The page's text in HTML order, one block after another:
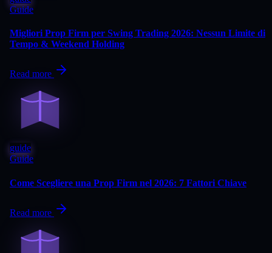
Guide
Migliori Prop Firm per Swing Trading 2026: Nessun Limite di
Tempo & Weekend Holding
Read more
guide
Guide
Come Scegliere una Prop Firm nel 2026: 7 Fattori Chiave
Read more